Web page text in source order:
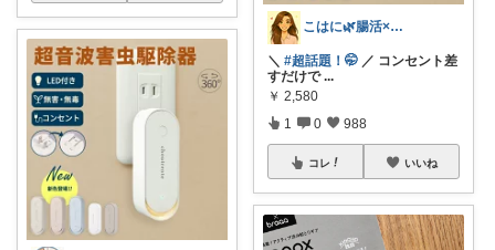
こはに🌿腸活×美容×暮らし
＼ #超話題！🤭 ／ コンセント差
すだけで ...
￥ 2,580
1 0 988
コレ いいね